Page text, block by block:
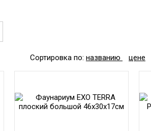
Сортировка по: названию цене